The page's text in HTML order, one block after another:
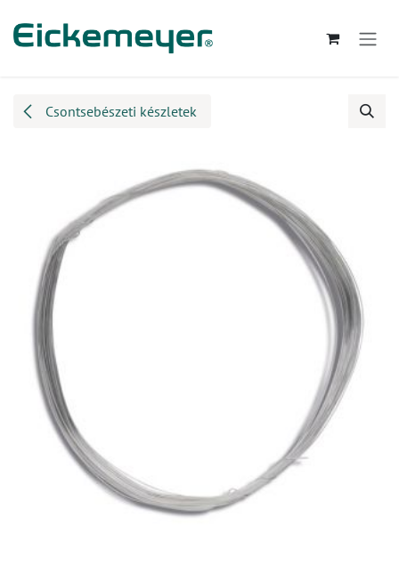
Csontsebészeti készletek